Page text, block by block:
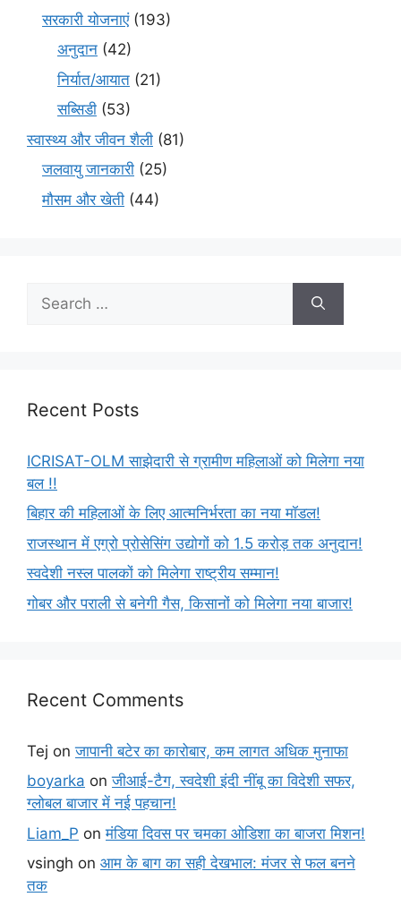
सरकारी योजनाएं(193)
अनुदान (42)
निर्यात/आयात (21)
सब्सिडी (53)
स्वास्थ्य और जीवन शैली (81)
जलवायु जानकारी (25)
मौसम और खेती (44)
Recent Posts
ICRISAT-OLM साझेदारी से ग्रामीण महिलाओं को मिलेगा नया
बल !!
बिहार की महिलाओं के लिए आत्मनिर्भरता का नया मॉडल!
राजस्थान में एग्रो प्रोसेसिंग उद्योगों को 1.5 करोड़ तक अनुदान!
स्वदेशी नस्ल पालकों को मिलेगा राष्ट्रीय सम्मान!
गोबर और पराली से बनेगी गैस, किसानों को मिलेगा नया बाजार!
Recent Comments
Tej onजापानी बटेर का कारोबार, कम लागत अधिक मुनाफा
boyarka onजीआई-टैग, स्वदेशी इंदी नींबू का विदेशी सफर,
ग्लोबल बाजार में नई पहचान!
Liam_P onमंडिया दिवस पर चमका ओडिशा का बाजरा मिशन!
vsingh on आम के बाग का सही देखभाल: मंजर से फल बनने
तक